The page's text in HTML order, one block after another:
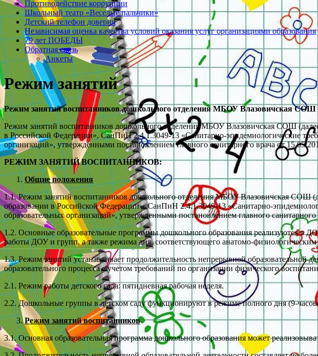
Противодействие коррупции
Школьный театр «Веселые пальчики»
Детский телефон доверия
Независимая оценка качества условий оказания услуг организациями образования
79 лет ПОБЕДЫ
Обратная связь
Анкеты
Режим занятий
Режим занятий воспитанников дошкольного отделения МБОУ Влазовичская СОШ
Режим занятий воспитанников дошкольного отделения МБОУ Влазовичская СОШ
в Российской Федерации», СанПиН 2.4.1.3049-13 «Санитарно-эпидемиологические
организаций», утвержденными постановлением главного санитарного врача от
РЕЖИМ ЗАНЯТИЙ ВОСПИТАННИКОВ:
Общие положения
1.1. Режим занятий воспитанников дошкольного отделения МБОУ Влазовичская СОШ
образовании в Российской Федерации», СанПиН 2.4.1.3049-13 «Санитарно-
образовательных организаций», утвержденными постановлением главного
1.2. Основные образовательные программы дошкольного образования реализуются в
работы ДОУ и групп, а также режима дня, соответствующего анатомо-
1.3. Режим занятий устанавливает продолжительность непрерывной образовательной
образовательного процесса с учетом требований по организации физического
2.1. Режим работы детского сада: пятидневная рабочая неделя.
2.2. Дошкольные группы в детском саду функционируют в режиме полного дня (9-
Режим занятий воспитанников
3.1. Основная образовательная программа дошкольного образования может